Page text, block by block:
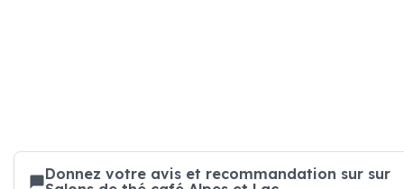
Donnez votre avis et recommandation sur sur